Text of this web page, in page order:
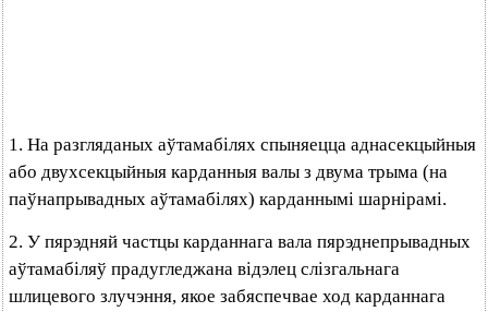
1. На разгляданых аўтамабілях спыняецца аднасекцыйныя
або двухсекцыйныя карданныя валы з двума трыма (на
паўнапрывадных аўтамабілях) карданнымі шарнірамі.
2. У пярэдняй частцы карданнага вала пярэднепрывадных
аўтамабіляў прадугледжана відэлец слізгальнага
шлицевого злучэння, якое забяспечвае ход карданнага